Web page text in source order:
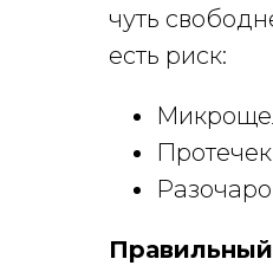
чуть
есть риск: